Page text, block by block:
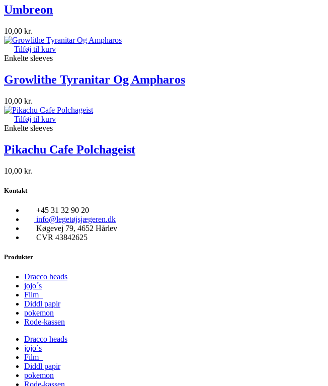
Umbreon
10,00 kr.
Tilføj til kurv
Enkelte sleeves
Growlithe Tyranitar Og Ampharos
10,00 kr.
Tilføj til kurv
Enkelte sleeves
Pikachu Cafe Polchageist
10,00 kr.
Kontakt
+45 31 32 90 20
info@legetøjsjægeren.dk
Køgevej 79, 4652 Hårlev
CVR 43842625
Produkter
Dracco heads
jojo´s
Film
Diddl papir
pokemon
Rode-kassen
Dracco heads
jojo´s
Film
Diddl papir
pokemon